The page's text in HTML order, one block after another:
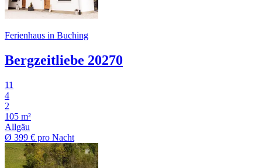
Ferienhaus in Buching
Bergzeitliebe 20270
11
4
2
105 m²
Allgäu
Ø 399 € pro Nacht